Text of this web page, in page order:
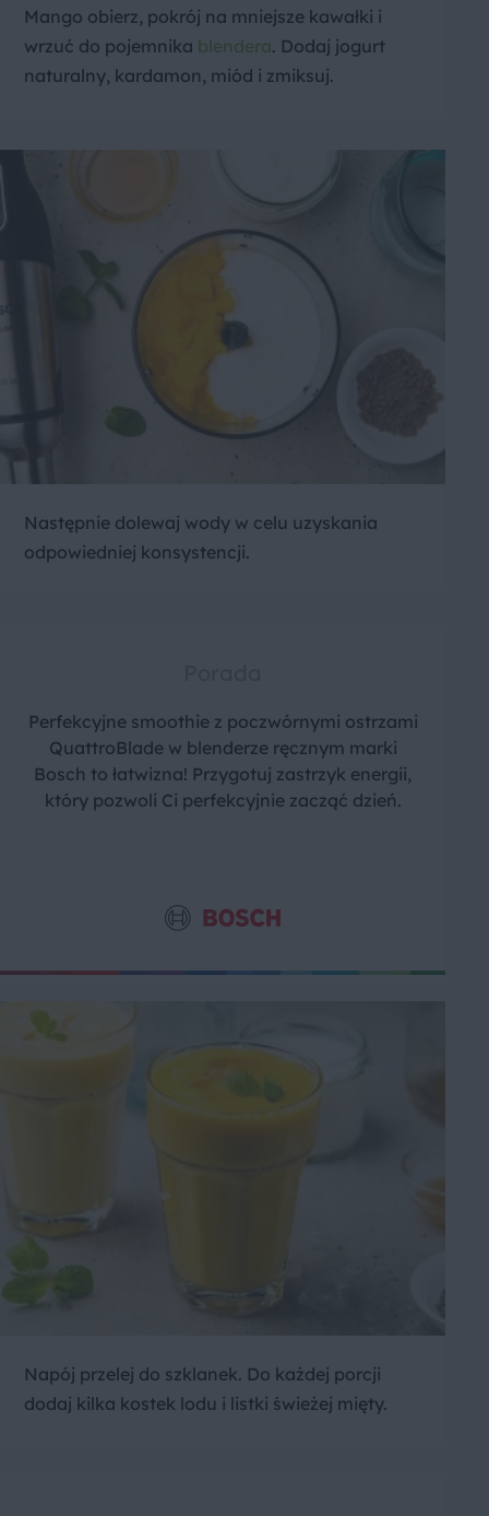
Mango obierz, pokrój na mniejsze kawałki i
wrzuć do pojemnika blendera. Dodaj jogurt
naturalny, kardamon, miód i zmiksuj.
Następnie dolewaj wody w celu uzyskania
odpowiedniej konsystencji.
Perfekcyjne smoothie z poczwórnymi ostrzami
QuattroBlade w blenderze ręcznym marki
Bosch to łatwizna! Przygotuj zastrzyk energii,
który pozwoli Ci perfekcyjnie zacząć dzień.
Napój przelej do szklanek. Do każdej porcji
dodaj kilka kostek lodu i listki świeżej mięty.